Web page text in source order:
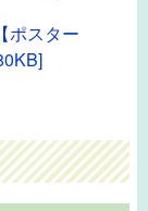
ポスター